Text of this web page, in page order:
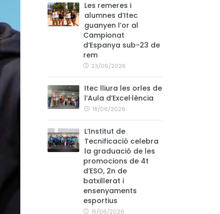
Les remeres i
alumnes d’Itec
guanyen l’or al
Campionat
d’Espanya sub-23 de
rem
23/06/2026
Itec lliura les orles de
l’Aula d’Excel·lència
18/06/2026
L’Institut de
Tecnificació celebra
la graduació de les
promocions de 4t
d’ESO, 2n de
batxillerat i
ensenyaments
esportius
15/06/2026